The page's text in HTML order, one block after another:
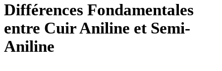
Différences Fondamentales
entre Cuir Aniline et Semi-
Aniline